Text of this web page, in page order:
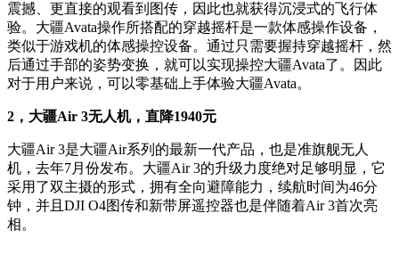
震撼、更直接的观看到图传，因此也就获得沉浸式的飞行体
验。 大疆Avata操作所搭配的穿越摇杆是一款体感操作设备，
类似于游戏机的体感操控设备。通过只需要握持穿越摇杆，然
后通过手部的姿势变换，就可以实现操控大疆Avata了。因此
对于用户来说，可以零基础上手体验大疆Avata。
2，大疆Air 3无人机，直降1940元
大疆Air 3是大疆Air系列的最新一代产品，也是准旗舰无人
机，去年7月份发布。大疆Air 3的升级力度绝对足够明显，它
采用了双主摄的形式，拥有全向避障能力，续航时间为46分
钟，并且DJI O4图传和新带屏遥控器也是伴随着Air 3首次亮
相。